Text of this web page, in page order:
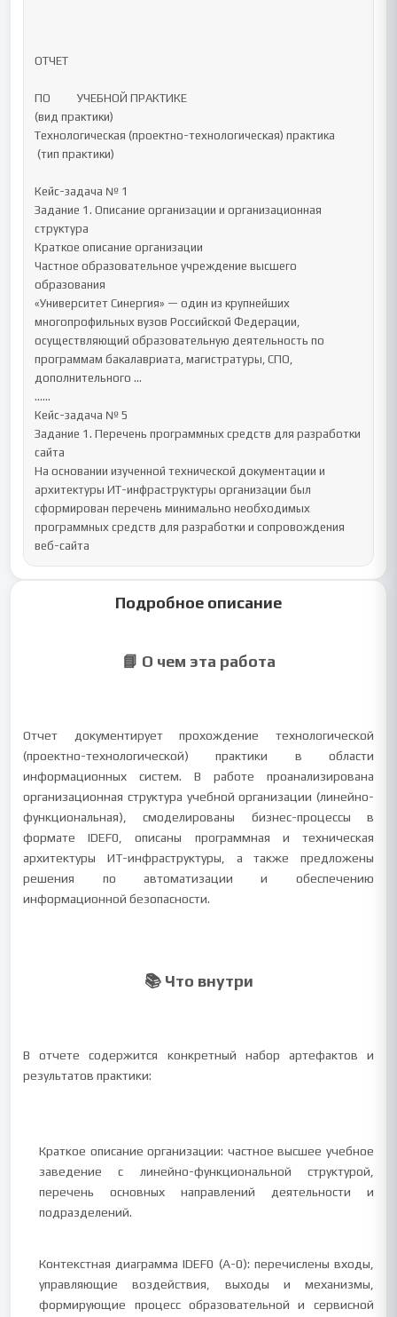
ОТЧЕТ
ПО		УЧЕБНОЙ ПРАКТИКЕ
(вид практики)
Технологическая (проектно-технологическая) практика
(тип практики)
Кейс-задача № 1
Задание 1. Описание организации и организационная
структура
Краткое описание организации
Частное образовательное учреждение высшего
образования
«Университет Синергия» — один из крупнейших
многопрофильных вузов Российской Федерации,
осуществляющий образовательную деятельность по
программам бакалавриата, магистратуры, СПО,
дополнительного ...
......
Кейс-задача № 5
Задание 1. Перечень программных средств для разработки
сайта
На основании изученной технической документации и
архитектуры ИТ-инфраструктуры организации был
сформирован перечень минимально необходимых
программных средств для разработки и сопровождения
веб-сайта
Подробное описание
📘 О чем эта работа
Отчет документирует прохождение технологической
(проектно-технологической) практики в области
информационных систем. В работе проанализирована
организационная структура учебной организации (линейно-
функциональная), смоделированы бизнес-процессы в
формате IDEF0, описаны программная и техническая
архитектуры ИТ-инфраструктуры, а также предложены
решения по автоматизации и обеспечению
информационной безопасности.
📚 Что внутри
В отчете содержится конкретный набор артефактов и
результатов практики:
Краткое описание организации: частное высшее учебное
заведение с линейно-функциональной структурой,
перечень основных направлений деятельности и
подразделений.
Контекстная диаграмма IDEF0 (A-0): перечислены входы,
управляющие воздействия, выходы и механизмы,
формирующие процесс образовательной и сервисной